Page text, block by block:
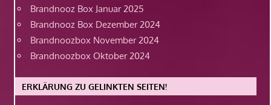
Brandnooz Box Januar 2025
Brandnooz Box Dezember 2024
Brandnoozbox November 2024
Brandnoozbox Oktober 2024
ERKLÄRUNG ZU GELINKTEN SEITEN!